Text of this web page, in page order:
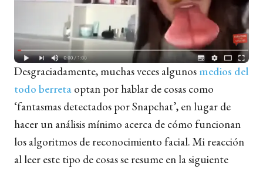
Desgraciadamente, muchas veces algunos medios del
todo berreta optan por hablar de cosas como
‘fantasmas detectados por Snapchat’, en lugar de
hacer un análisis mínimo acerca de cómo funcionan
los algoritmos de reconocimiento facial. Mi reacción
al leer este tipo de cosas se resume en la siguiente